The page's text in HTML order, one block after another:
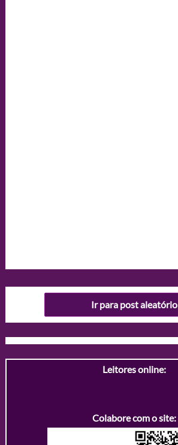
Ir para post aleatório
Leitores online:
Colabore com o site: